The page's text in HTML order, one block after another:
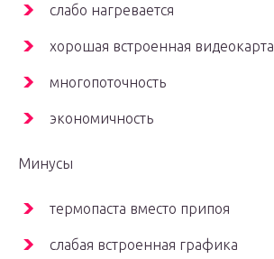
слабо нагревается
хорошая встроенная видеокарта
многопоточность
экономичность
Минусы
термопаста вместо припоя
слабая встроенная графика